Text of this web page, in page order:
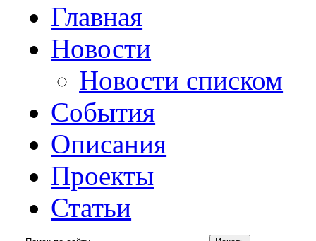
Главная
Новости
Новости списком
События
Описания
Проекты
Статьи